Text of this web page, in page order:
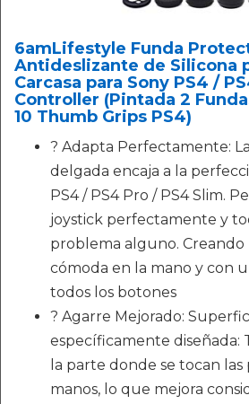
6amLifestyle Funda
Antideslizante de Silicona
Carcasa para Sony PS4 /
Controller (Pintada 2
10 Thumb Grips PS4)
? Adapta Perfectamente:
delgada encaja a la
PS4 / PS4 Pro / PS4 Slim.
joystick perfectamente y
problema alguno. Creando
cómoda en la mano y con
todos los botones
? Agarre Mejorado:
específicamente diseñada:
la parte donde se tocan las
manos, lo que mejora